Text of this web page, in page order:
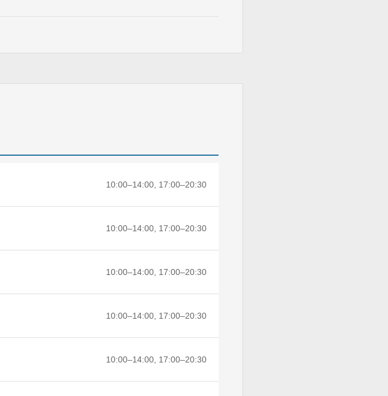
10:00–14:00, 17:00–20:30
10:00–14:00, 17:00–20:30
10:00–14:00, 17:00–20:30
10:00–14:00, 17:00–20:30
10:00–14:00, 17:00–20:30